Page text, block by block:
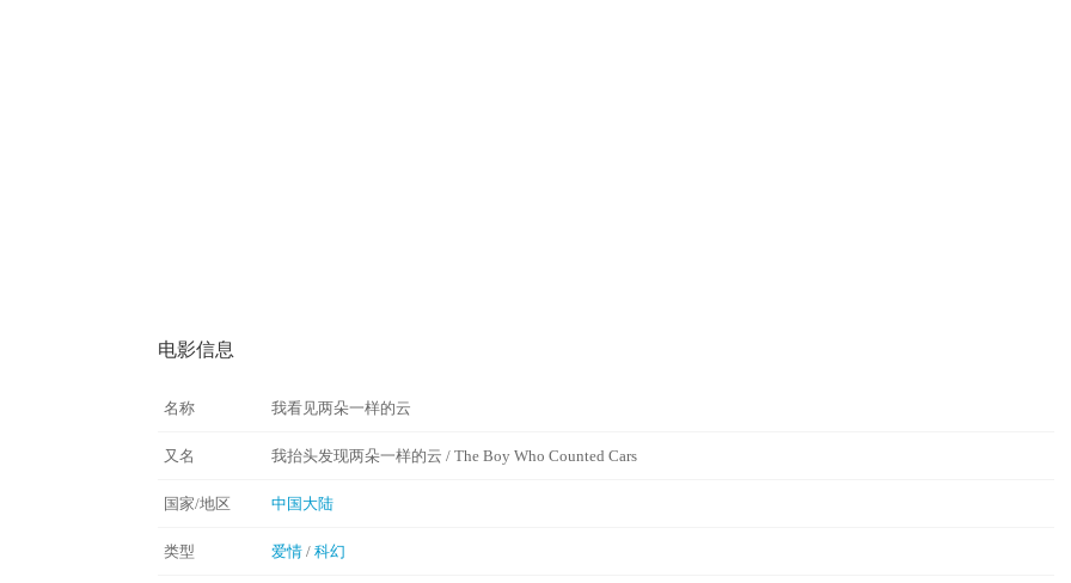
电影信息
名称 我看见两朵一样的云
又名 我抬头发现两朵一样的云 / The Boy Who Counted Cars
国家/地区 中国大陆
类型 爱情 / 科幻